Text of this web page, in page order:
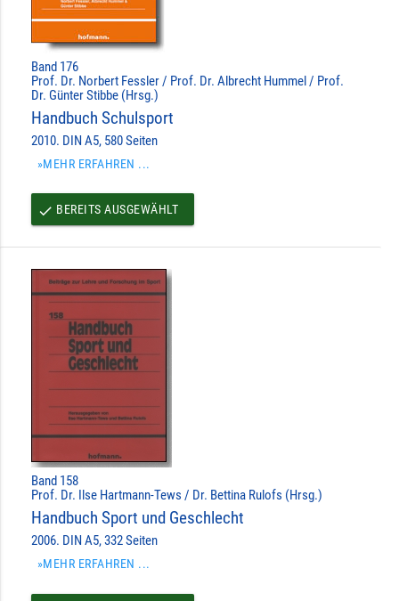
Band 176
Prof. Dr. Norbert Fessler / Prof. Dr. Albrecht Hummel / Prof.
Dr. Günter Stibbe (Hrsg.)
Handbuch Schulsport
2010. DIN A5, 580 Seiten
»MEHR ERFAHREN ...
done BEREITS AUSGEWÄHLT
Band 158
Prof. Dr. Ilse Hartmann-Tews / Dr. Bettina Rulofs (Hrsg.)
Handbuch Sport und Geschlecht
2006. DIN A5, 332 Seiten
»MEHR ERFAHREN ...